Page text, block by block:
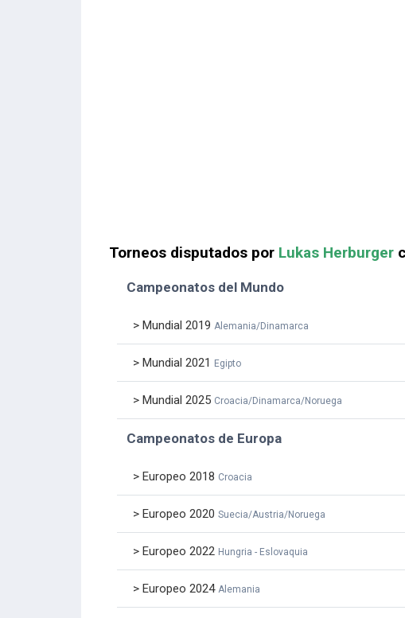
Torneos disputados por Lukas Herburger
Campeonatos del Mundo
> Mundial 2019 Alemania/Dinamarca
> Mundial 2021 Egipto
> Mundial 2025 Croacia/Dinamarca/Noruega
Campeonatos de Europa
> Europeo 2018 Croacia
> Europeo 2020 Suecia/Austria/Noruega
> Europeo 2022 Hungria - Eslovaquia
> Europeo 2024 Alemania